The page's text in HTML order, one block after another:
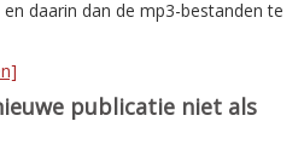
daarin dan de mp3-bestanden te
publicatie niet als